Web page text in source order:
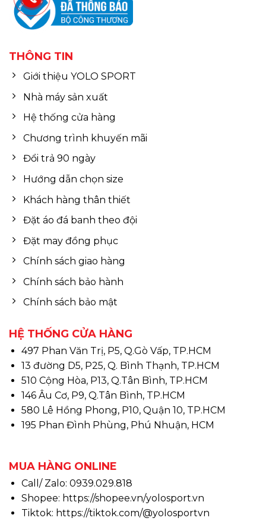
THÔNG TIN
Giới thiệu YOLO SPORT
Nhà máy sản xuất
Hệ thống cửa hàng
Chương trình khuyến mãi
Đổi trả 90 ngày
Hướng dẫn chọn size
Khách hàng thân thiết
Đặt áo đá banh theo đội
Đặt may đồng phục
Chính sách giao hàng
Chính sách bảo hành
Chính sách bảo mật
HỆ THỐNG CỬA HÀNG
497 Phan Văn Trị, P5, Q.Gò Vấp, TP.HCM
13 đường D5, P25, Q. Bình Thạnh, TP.HCM
510 Cộng Hòa, P13, Q.Tân Bình, TP.HCM
146 Âu Cơ, P9, Q.Tân Bình, TP.HCM
580 Lê Hồng Phong, P10, Quận 10, TP.HCM
195 Phan Đình Phùng, Phú Nhuận, HCM
MUA HÀNG ONLINE
Call/ Zalo: 0939.029.818
Shopee: https://shopee.vn/yolosport.vn
Tiktok: https://tiktok.com/@yolosportvn